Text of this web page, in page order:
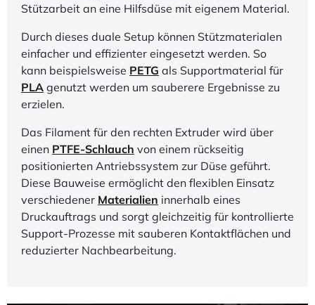
Stützarbeit an eine Hilfsdüse mit eigenem Material.
Durch dieses duale Setup können Stützmaterialen
einfacher und effizienter eingesetzt werden. So
kann beispielsweise PETG als Supportmaterial für
PLA genutzt werden um sauberere Ergebnisse zu
erzielen.
Das Filament für den rechten Extruder wird über
einen PTFE-Schlauch von einem rückseitig
positionierten Antriebssystem zur Düse geführt.
Diese Bauweise ermöglicht den flexiblen Einsatz
verschiedener Materialien innerhalb eines
Druckauftrags und sorgt gleichzeitig für kontrollierte
Support-Prozesse mit sauberen Kontaktflächen und
reduzierter Nachbearbeitung.